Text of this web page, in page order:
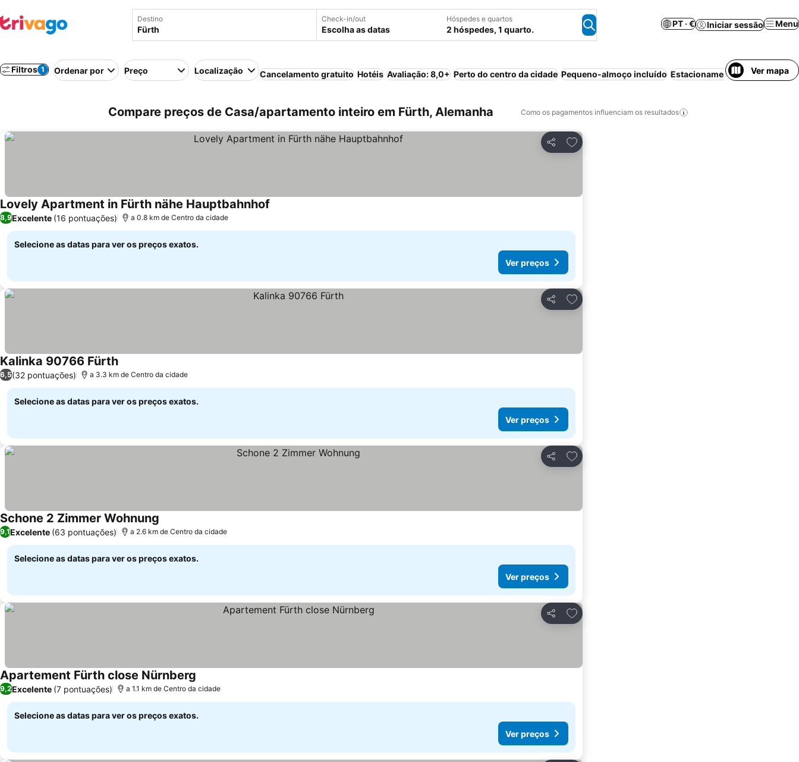
Destino Check-in/out
Escolha as datas
Hóspedes e quartos
2 hóspedes, 1 quarto.
PT · € Iniciar sessão Menu
Filtros 1 Ordenar por Preço Localização Cancelamento gratuito Hotéis Avaliação: 8,0+ Perto do centro da cidade Pequeno-almoço incluído Estacionamento Piscina Ar
Ver mapa
Compare preços de Casa/apartamento inteiro em Fürth, Alemanha Como os pagamentos influenciam os resultados
Partilhar
Adicionar aos favoritos
Lovely Apartment in Fürth nähe Hauptbahnhof
8,9Excelente (16 pontuações) a 0.8 km de Centro da cidade
Selecione as datas para ver os preços exatos.
Ver preços
Partilhar
Adicionar aos favoritos
Kalinka 90766 Fürth
6,5(32 pontuações) a 3.3 km de Centro da cidade
Selecione as datas para ver os preços exatos.
Ver preços
Partilhar
Adicionar aos favoritos
Schone 2 Zimmer Wohnung
9,1Excelente (63 pontuações) a 2.6 km de Centro da cidade
Selecione as datas para ver os preços exatos.
Ver preços
Partilhar
Adicionar aos favoritos
Apartement Fürth close Nürnberg
9,2Excelente (7 pontuações) a 1.1 km de Centro da cidade
Selecione as datas para ver os preços exatos.
Ver preços